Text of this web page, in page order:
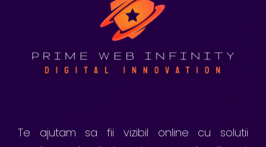
Te ajutam sa fii vizibil online cu solutii